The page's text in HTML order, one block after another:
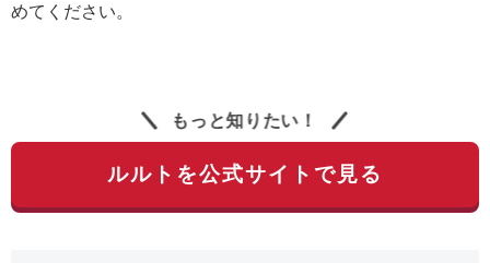
めてください。
もっと知りたい！
ルルトを公式サイトで見る